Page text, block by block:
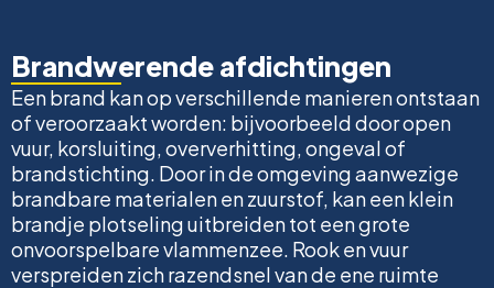
Brandwerende afdichtingen
Een brand kan op verschillende manieren ontstaan
of veroorzaakt worden: bijvoorbeeld door open
vuur, korsluiting, oververhitting, ongeval of
brandstichting. Door in de omgeving aanwezige
brandbare materialen en zuurstof, kan een klein
brandje plotseling uitbreiden tot een grote
onvoorspelbare vlammenzee. Rook en vuur
verspreiden zich razendsnel van de ene ruimte